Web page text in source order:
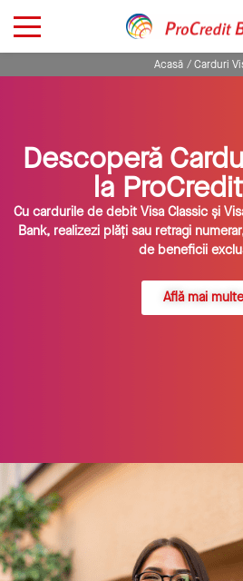
Acasă Carduri
Descoperă
la
Cu cardurile de debit Visa Classic și
Bank, realizezi plăți sau retragi
de beneficii
Află mai multe